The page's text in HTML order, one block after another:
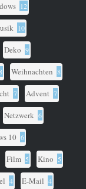
12
10
Deko 9
Weihnachten 8
7 Advent 7
Netzwerk 6
10 6
Film 5 Kino 5
4 E-Mail 4